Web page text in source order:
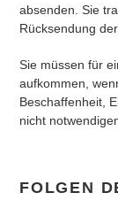
absenden. Sie
Rücksendung
Sie müssen für
aufkommen,
Beschaffenheit,
nicht
FOLGEN